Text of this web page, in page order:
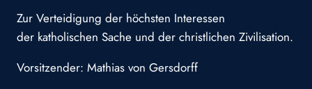
Zur Verteidigung der höchsten Interessen
der katholischen Sache und der christlichen Zivilisation.
Vorsitzender: Mathias von Gersdorff